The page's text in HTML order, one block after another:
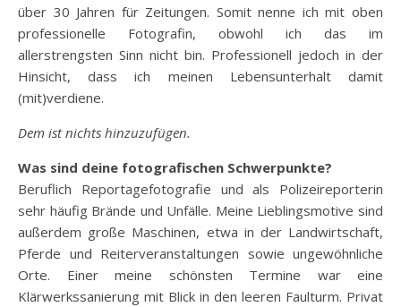
über 30 Jahren für Zeitungen. Somit nenne ich mit oben
professionelle Fotografin, obwohl ich das im
allerstrengsten Sinn nicht bin. Professionell jedoch in der
Hinsicht, dass ich meinen Lebensunterhalt damit
(mit)verdiene.
Dem ist nichts hinzuzufügen.
Was sind deine fotografischen Schwerpunkte?
Beruflich Reportagefotografie und als Polizeireporterin
sehr häufig Brände und Unfälle. Meine Lieblingsmotive sind
außerdem große Maschinen, etwa in der Landwirtschaft,
Pferde und Reiterveranstaltungen sowie ungewöhnliche
Orte. Einer meine schönsten Termine war eine
Klärwerkssanierung mit Blick in den leeren Faulturm. Privat